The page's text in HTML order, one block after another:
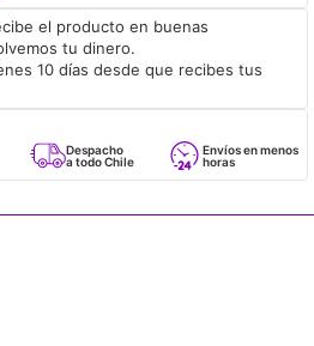
el producto en buenas
tu dinero.
10 días desde que recibes tus
Despacho
a todo Chile
Envíos en menos de 24
horas